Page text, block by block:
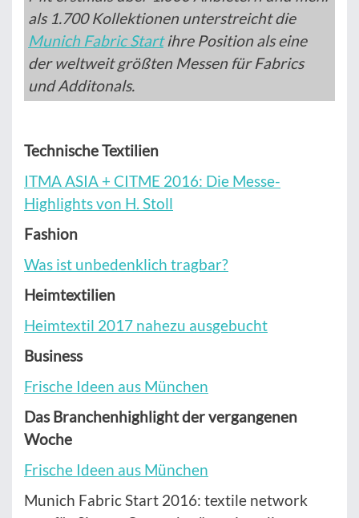
als 1.700 Kollektionen unterstreicht die
Munich Fabric Startihre Position als eine
der weltweit größten Messen für Fabrics
und Additonals.
Technische Textilien
ITMA ASIA + CITME 2016: Die Messe-
Highlights von H. Stoll
Fashion
Was ist unbedenklich tragbar?
Heimtextilien
Heimtextil 2017 nahezu ausgebucht
Business
Frische Ideen aus München
Das Branchenhighlight der vergangenen
Woche
Frische Ideen aus München
Munich Fabric Start 2016: textile network